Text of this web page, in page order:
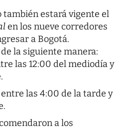
también estará vigente el
en los nueve corredores
a Bogotá.
la siguiente manera:
las 12:00 del mediodía y
las 4:00 de la tarde y
a los